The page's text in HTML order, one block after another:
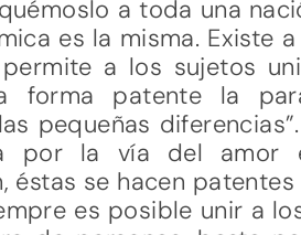
a toda una
es la misma.
a los sujetos
forma patente la
pequeñas
por la vía del amor
éstas se hacen
es posible unir a